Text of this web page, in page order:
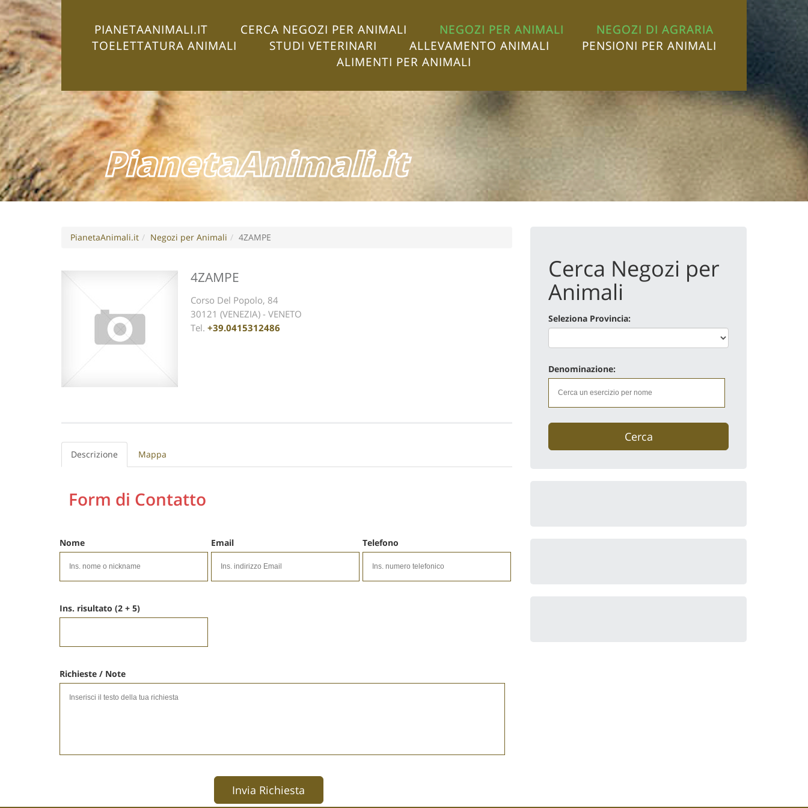
PIANETAANIMALI.IT CERCA NEGOZI PER ANIMALI NEGOZI PER ANIMALI
NEGOZI DI AGRARIA
TOELETTATURA ANIMALI
STUDI VETERINARI ALLEVAMENTO ANIMALI
PENSIONI PER ANIMALI
ALIMENTI PER ANIMALI
PianetaAnimali.it
PianetaAnimali.it Negozi per Animali 4ZAMPE
4ZAMPE
Corso Del Popolo, 84
30121 (VENEZIA) - VENETO
Tel. +39.0415312486
Descrizione Mappa
Form di Contatto
Nome Email Telefono
Ins. risultato (2 + 5)
Richieste / Note
Invia Richiesta
Cerca Negozi per
Animali
Seleziona Provincia:
Denominazione:
Cerca